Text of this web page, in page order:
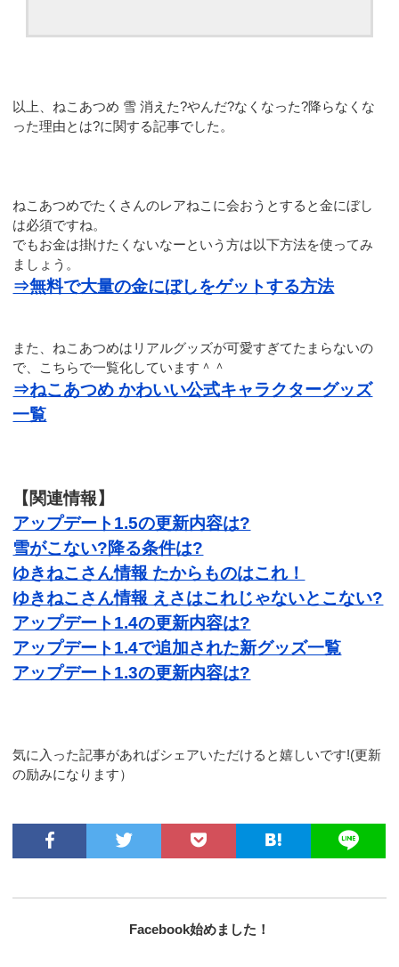
以上、ねこあつめ 雪 消えた?やんだ?なくなった?降らなくな
った理由とは?に関する記事でした。
ねこあつめでたくさんのレアねこに会おうとすると金にぼし
は必須ですね。
でもお金は掛けたくないなーという方は以下方法を使ってみ
ましょう。
⇒無料で大量の金にぼしをゲットする方法
また、ねこあつめはリアルグッズが可愛すぎてたまらないの
で、こちらで一覧化しています＾＾
⇒ねこあつめ かわいい公式キャラクターグッズ
一覧
【関連情報】
アップデート1.5の更新内容は?
雪がこない?降る条件は?
ゆきねこさん情報 たからものはこれ！
ゆきねこさん情報 えさはこれじゃないとこない?
アップデート1.4の更新内容は?
アップデート1.4で追加された新グッズ一覧
アップデート1.3の更新内容は?
気に入った記事があればシェアいただけると嬉しいです!(更新
の励みになります）
Facebook始めました！